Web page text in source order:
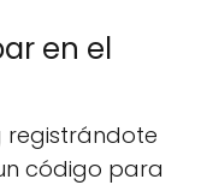
en el
registrándote
código para